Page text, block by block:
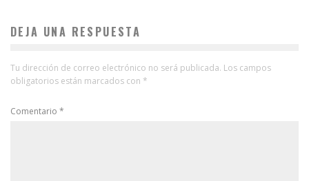
DEJA UNA RESPUESTA
Tu dirección de correo electrónico no será publicada. Los campos
obligatorios están marcados con *
Comentario *